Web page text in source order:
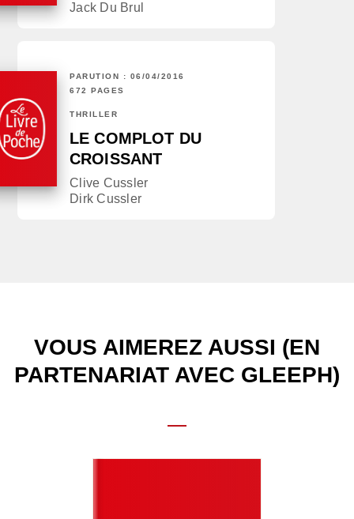
Jack Du Brul
PARUTION : 06/04/2016
672 PAGES
THRILLER
LE COMPLOT DU
CROISSANT
Clive Cussler
Dirk Cussler
VOUS AIMEREZ AUSSI (EN
PARTENARIAT AVEC GLEEPH)